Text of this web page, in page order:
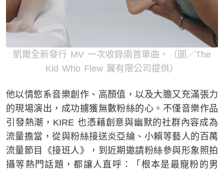
凱爾全新發行 MV 一次收錄兩首單曲。（圖／The
Kid Who Flew 翼有限公司提供）
他以情慾系音樂創作、高顏值，以及大膽又充滿張力
的現場演出，成功擄獲無數粉絲的心。不僅音樂作品
引發熱潮，KIRE 也憑藉創意與幽默的社群內容成為
流量擔當，從與粉絲接送炎亞綸、小賴等藝人的百萬
流量節目《接班人》，到近期邀請粉絲參與形象照拍
攝等熱門話題，都讓人直呼：「根本是最寵粉的男